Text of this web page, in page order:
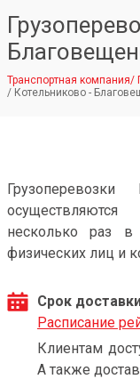
Транспортная компания/
/ Котельниково -
несколько раз
физических лиц и
Срок
Расписание
Клиентам
А также